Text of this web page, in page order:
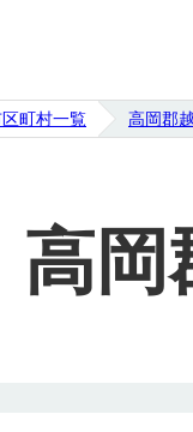
町村一覧 高岡郡
高岡